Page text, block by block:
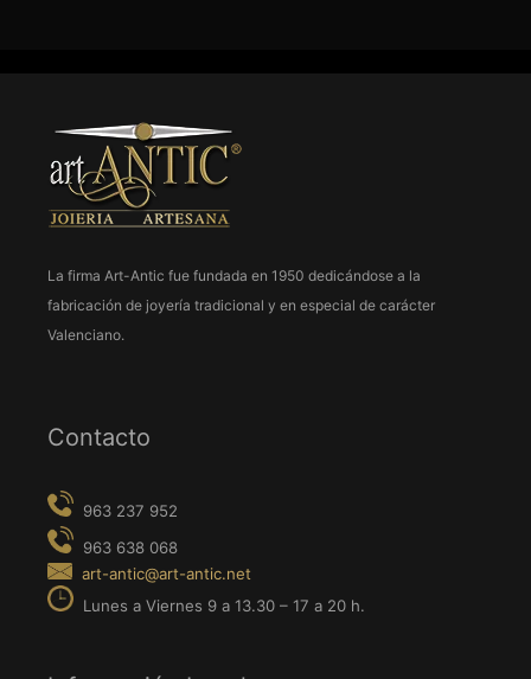
La firma Art-Antic fue fundada en 1950 dedicándose a la
fabricación de joyería tradicional y en especial de carácter
Valenciano.
Contacto
963 237 952
963 638 068
art-antic@art-antic.net